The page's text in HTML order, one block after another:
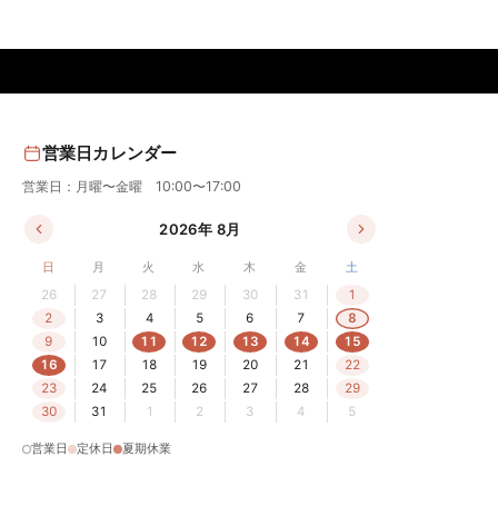
営業日カレンダー
営業日：月曜〜金曜 10:00〜17:00
2026年 8月
日 月 火 水 木 金
土
26
27 28 29 30 31
1
2
3 4 5 6 7
8
9
10 11 12 13 14
15
16
17 18 19 20 21
22
23
24 25 26 27 28
29
30
31 1 2 3 4 5
営業日 定休日 夏期休業